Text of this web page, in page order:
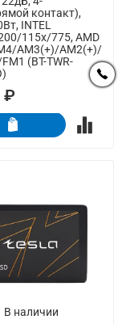
контакт),
INTEL
115x/775, AMD
AM3(+)/AM2(+)/
(BT-TWR-
₽
В наличии